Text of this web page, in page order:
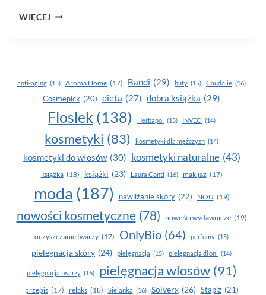
WIĘCEJ JESIENNE
WASTE
anti-aging (15) Aroma Home (17) Bandi (29) buty (15) Caudalie (16)
Cosmepick (20) dieta (27) dobra książka (29)
Floslek (138) Herbapol (15) INVEO (14)
kosmetyki (83) kosmetyki dla mężczyzn (14)
kosmetyki do włosów (30) kosmetyki naturalne (43)
książka (18) książki (23) Laura Conti (16) makijaż (17)
moda (187) nawilżanie skóry (22) NOU (19)
nowości kosmetyczne (78) nowości wydawnicze (19)
oczyszczanie twarzy (17) OnlyBio (64) perfumy (15)
pielegnacja skóry (24) pielęgnacja (15) pielęgnacja dłoni (14)
pielęgnacja twarzy (16) pielęgnacja wlosów (91)
przepis (17) relaks (18) Sielanka (16) Solverx (26) Stapiz (21)